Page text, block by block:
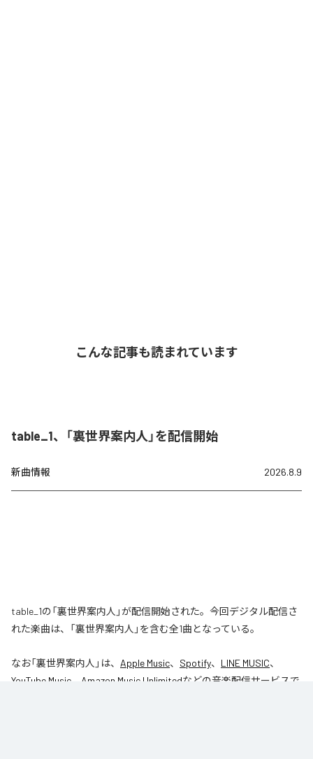
こんな記事も読まれています
table_1、「裏世界案内人」を配信開始
新曲情報 2026.8.9
table_1の「裏世界案内人」が配信開始された。今回デジタル配信さ
れた楽曲は、「裏世界案内人」を含む全1曲となっている。
なお「裏世界案内人 」は、 Apple Music、 Spotify、 LINE MUSIC、
YouTube Music
Amazon Music Unlimitedなどの音楽配信サービスで